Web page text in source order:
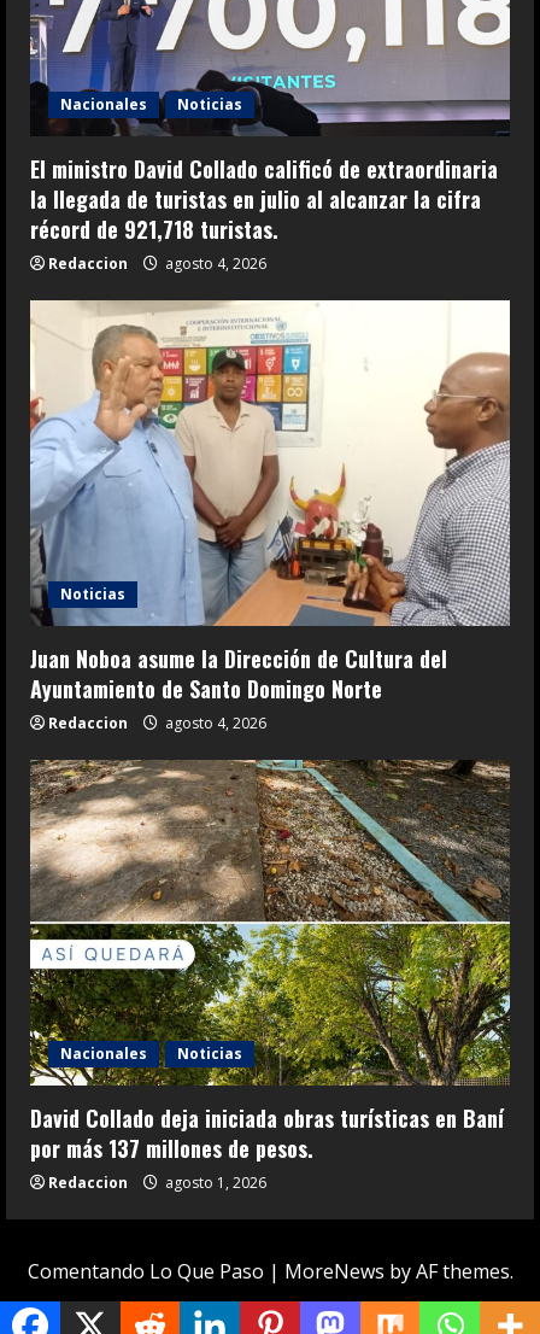
Nacionales Noticias
El ministro David Collado calificó de extraordinaria
la llegada de turistas en julio al alcanzar la cifra
récord de 921,718 turistas.
Redaccion agosto 4, 2026
Noticias
Juan Noboa asume la Dirección de Cultura del
Ayuntamiento de Santo Domingo Norte
Redaccion agosto 4, 2026
Nacionales Noticias
David Collado deja iniciada obras turísticas en Baní
por más 137 millones de pesos.
Redaccion agosto 1, 2026
Comentando Lo Que Paso | MoreNews by AF themes.